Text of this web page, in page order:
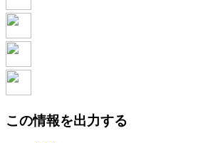
この情報を出力する